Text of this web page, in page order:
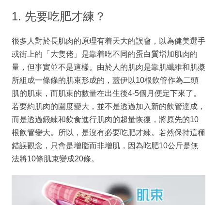
1. 先要吃肥才練？
很多人對於長肌肉的原理有着天大的誤會，以為健美選手
或街上的「大隻佬」是靠着吃不同的蛋白質增加肌肉的
量，但事實並不是這樣。由於人的肌肉是靠肌纖維和肌槳
所組成一條條的肌束形成的，蓋伊以10根飲管作為二頭
肌的肌束，而肌束的數量在出生後4-5個月便定下來了。
若要約肌肉的圍度變大，並不是透過加入新的飲管達成，
而是透過鍛練和飲食進行肌肉的超量恢復，將原先的10
根飲管變大。所以，是沒有必要吃肥才練。若然保持這種
錯誤觀念，只會是增脂而非增肌，因為吃肥10公斤是無
法將10條肌束變成20條。